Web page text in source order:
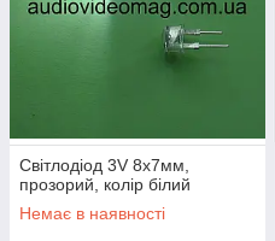
Світлодіод 3V 8х7мм,
прозорий, колір білий
Немає в наявності